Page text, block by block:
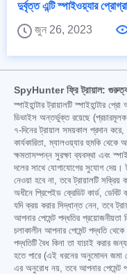
দুর্বৃত্ত এন্টি স্পাইওয়্যার
জুন 26, 2023
SpyHunter ফ্রি ট্রায়াল:
স্পাইহান্টার ট্রায়ালটি স্পাইহান্টার
ডিভাইস অন্তর্ভুক্ত রয়েছে
৭-দিনের ট্রায়াল সময়কাল প্রদান
কার্যকারিতা, ম্যালওয়্যার হুমকি থেকে
ক্ষমতাসম্পন্ন সুরক্ষা ব্যবস্থা এবং
দলের সাথে যোগাযোগের সুযোগ দেয়।
নেওয়া হবে না, তবে ট্রায়ালটি
অধীনে প্রিপেইড ক্রেডিট কার্ড,
যদি ক্রয় করার সিদ্ধান্ত নেন, তবে
আপনার পেমেন্ট পদ্ধতির প্রয়োজনীয়তা
চলাকালীন আপনার পেমেন্ট পদ্ধতি
পদ্ধতিটি বৈধ কিনা তা যাচাই করার
হতে পারে (এই ধরনের অনুমোদন জমা
এর অনুরোধ নয়, তবে আপনার পেমেন্ট